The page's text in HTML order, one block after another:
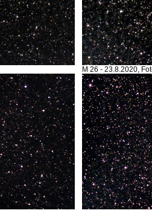
M 26 - 23.8.2020,